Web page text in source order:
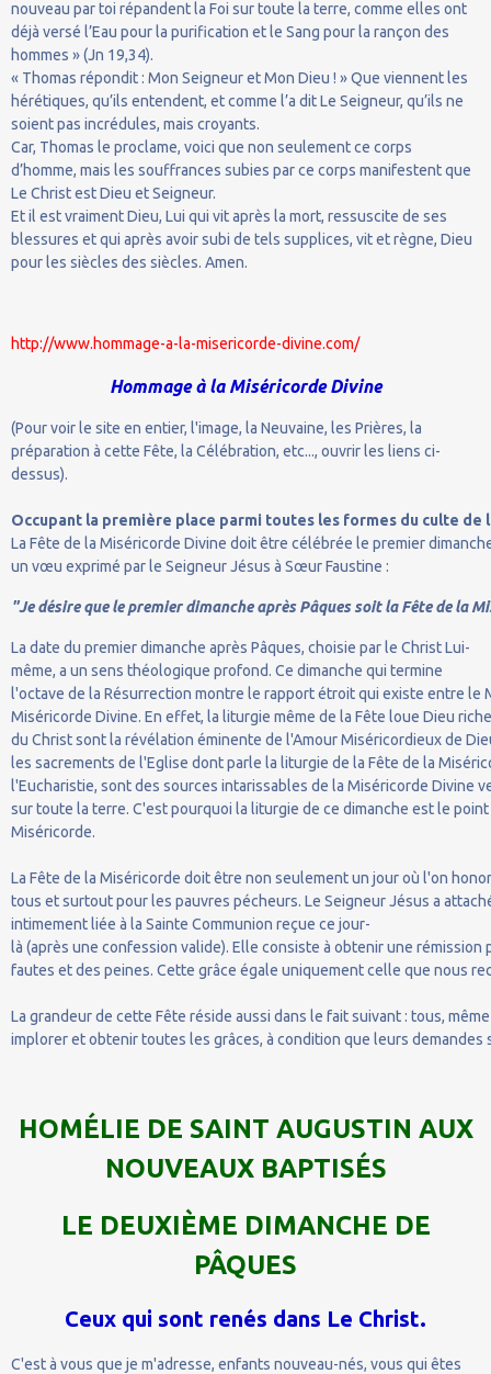
nouveau par toi répandent la Foi sur toute la terre, comme elles ont
déjà versé l’Eau pour la purification et le Sang pour la rançon des
hommes » (Jn 19,34).
« Thomas répondit : Mon Seigneur et Mon Dieu ! » Que viennent les
hérétiques, qu’ils entendent, et comme l’a dit Le Seigneur, qu’ils ne
soient pas incrédules, mais croyants.
Car, Thomas le proclame, voici que non seulement ce corps
d’homme, mais les souffrances subies par ce corps manifestent que
Le Christ est Dieu et Seigneur.
Et il est vraiment Dieu, Lui qui vit après la mort, ressuscite de ses
blessures et qui après avoir subi de tels supplices, vit et règne, Dieu
pour les siècles des siècles. Amen.
http://www.hommage-a-la-misericorde-divine.com/
Hommage à la Miséricorde Divine
(Pour voir le site en entier, l'image, la Neuvaine, les Prières, la
préparation à cette Fête, la Célébration, etc..., ouvrir les liens ci-
dessus).
Occupant la première place parmi toutes les formes du culte
La Fête de la Miséricorde Divine doit être célébrée le premier
un vœu exprimé par le Seigneur Jésus à Sœur Faustine :
"Je désire que le premier dimanche après Pâques soit la Fête de la
La date du premier dimanche après Pâques, choisie par le Christ Lui-
même, a un sens théologique profond. Ce dimanche qui termine
l'octave de la Résurrection montre le rapport étroit qui existe entre le
Miséricorde Divine. En effet, la liturgie même de la Fête loue Dieu
du Christ sont la révélation éminente de l'Amour Miséricordieux de
les sacrements de l'Eglise dont parle la liturgie de la Fête de la
l'Eucharistie, sont des sources intarissables de la Miséricorde
sur toute la terre. C'est pourquoi la liturgie de ce dimanche est le
Miséricorde.
La Fête de la Miséricorde doit être non seulement un jour où l'on
tous et surtout pour les pauvres pécheurs. Le Seigneur Jésus a
intimement liée à la Sainte Communion reçue ce jour-
là (après une confession valide). Elle consiste à obtenir une rémission
fautes et des peines. Cette grâce égale uniquement celle que nous
La grandeur de cette Fête réside aussi dans le fait suivant : tous,
implorer et obtenir toutes les grâces, à condition que leurs demandes
HOMÉLIE DE SAINT AUGUSTIN AUX
NOUVEAUX BAPTISÉS
LE DEUXIÈME DIMANCHE DE
PÂQUES
Ceux qui sont renés dans Le Christ.
C'est à vous que je m'adresse, enfants nouveau-nés, vous qui êtes